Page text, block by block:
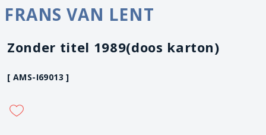
FRANS VAN LENT
Zonder titel 1989(doos karton)
[ AMS-I69013 ]